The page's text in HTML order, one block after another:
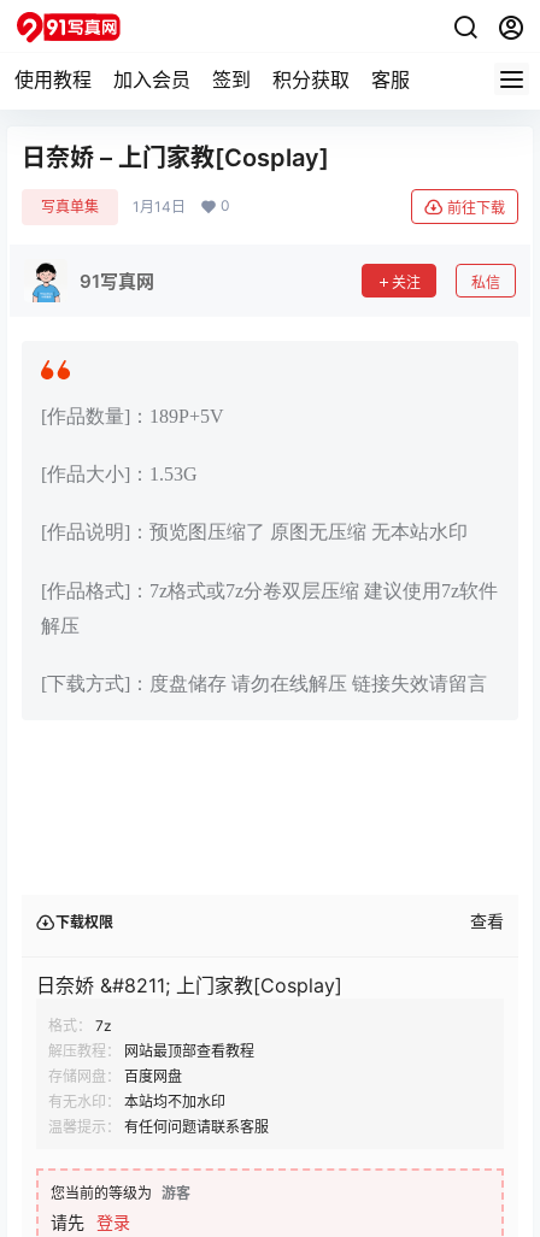
使用教程 加入会员 签到 积分获取 客服
日奈娇 – 上门家教[Cosplay]
写真单集 1月14日 0 前往下载
91写真网 关注 私信
[作品数量]：189P+5V
[作品大小]：1.53G
[作品说明]：预览图压缩了 原图无压缩 无本站水印
[作品格式]：7z格式或7z分卷双层压缩 建议使用7z软件
解压
[下载方式]：度盘储存 请勿在线解压 链接失效请留言
下载权限 查看
日奈娇 &#8211; 上门家教[Cosplay]
格式：
7z
解压教程：
网站最顶部查看教程
存储网盘：
百度网盘
有无水印：
本站均不加水印
温馨提示：
有任何问题请联系客服
您当前的等级为 游客
请先 登录